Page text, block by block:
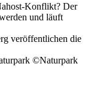
Konflikt? Der
und läuft
©Naturpark